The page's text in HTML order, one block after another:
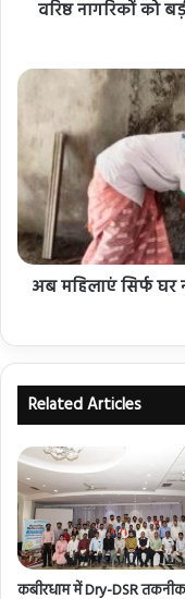
वरिष्ठ नागरिकों को
अब महिलाएं सिर्फ घर
Related Articles
कबीरधाम में Dry-DSR